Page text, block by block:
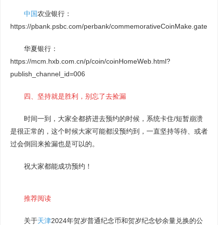
中国农业银行：
https://pbank.psbc.com/perbank/commemorativeCoinMake.gate
华夏银行：
https://mcm.hxb.com.cn/p/coin/coinHomeWeb.html?
publish_channel_id=006
四、坚持就是胜利，别忘了去捡漏
时间一到，大家全都挤进去预约的时候，系统卡住/短暂崩溃
是很正常的，这个时候大家可能都没预约到，一直坚持等待、或者
过会倒回来捡漏也是可以的。
祝大家都能成功预约！
推荐阅读
关于天津2024年贺岁普通纪念币和贺岁纪念钞余量兑换的公